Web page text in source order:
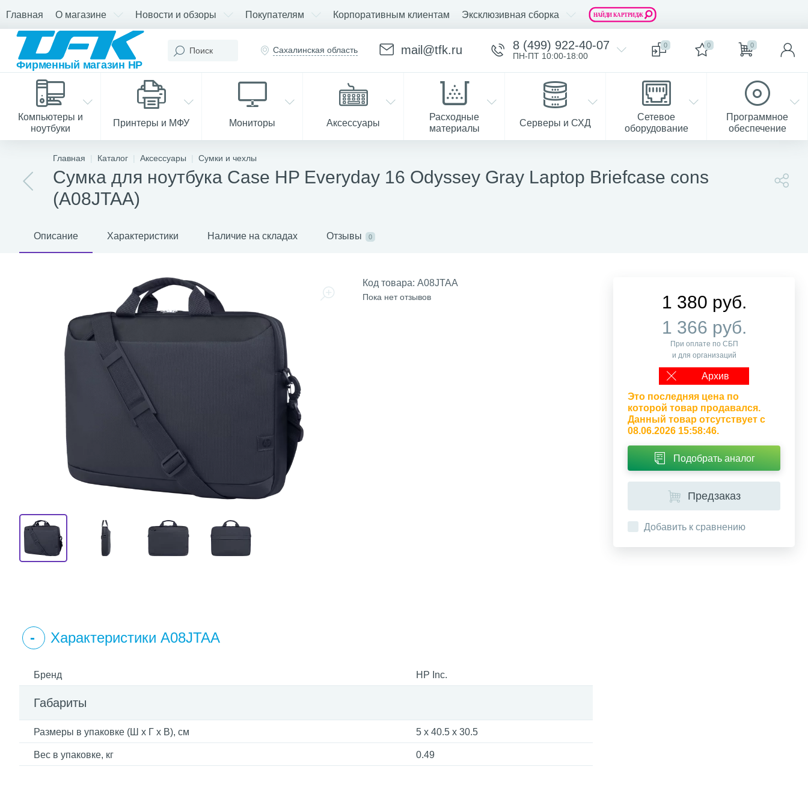
Главная О магазине Новости и обзоры Покупателям Корпоративным клиентам Эксклюзивная сборка
Сахалинская область mail@tfk.ru 8 (499) 922-40-07
ПН-ПТ 10:00-18:00
0 0 0
Компьютеры и
ноутбуки
Принтеры и МФУ Мониторы Аксессуары
Расходные
материалы
Серверы и СХД
Сетевое
оборудование
Программное
обеспечение
Главная Каталог Аксессуары Сумки и чехлы
Сумка для ноутбука Case HP Everyday 16 Odyssey Gray Laptop Briefcase cons
(A08JTAA)
Описание Характеристики Наличие на складах Отзывы 0
Код товара: A08JTAA
Пока нет отзывов
Характеристики A08JTAA
Бренд HP Inc.
Габариты
Размеры в упаковке (Ш x Г x В), см 5 x 40.5 x 30.5
Вес в упаковке, кг 0.49
1 380 руб.
1 366 руб.
При оплате по СБП
и для организаций
Архив
Это последняя цена по
которой товар продавался.
Данный товар отсутствует с
08.06.2026 15:58:46.
Подобрать аналог
Предзаказ
Добавить к сравнению